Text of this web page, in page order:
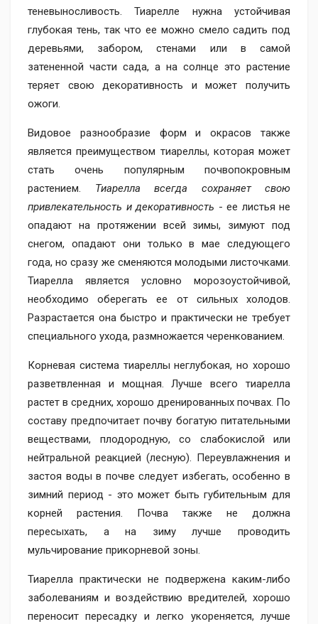
теневыносливость. Тиарелле нужна устойчивая
глубокая тень, так что ее можно смело садить под
деревьями, забором, стенами или в самой
затененной части сада, а на солнце это растение
теряет свою декоративность и может получить
ожоги.
Видовое разнообразие форм и окрасов также
является преимуществом тиареллы, которая может
стать очень популярным почвопокровным
растением. Тиарелла всегда сохраняет свою
привлекательность и декоративность - ее листья не
опадают на протяжении всей зимы, зимуют под
снегом, опадают они только в мае следующего
года, но сразу же сменяются молодыми листочками.
Тиарелла является условно морозоустойчивой,
необходимо оберегать ее от сильных холодов.
Разрастается она быстро и практически не требует
специального ухода, размножается черенкованием.
Корневая система тиареллы неглубокая, но хорошо
разветвленная и мощная. Лучше всего тиарелла
растет в средних, хорошо дренированных почвах. По
составу предпочитает почву богатую питательными
веществами, плодородную, со слабокислой или
нейтральной реакцией (лесную). Переувлажнения и
застоя воды в почве следует избегать, особенно в
зимний период - это может быть губительным для
корней растения. Почва также не должна
пересыхать, а на зиму лучше проводить
мульчирование прикорневой зоны.
Тиарелла практически не подвержена каким-либо
заболеваниям и воздействию вредителей, хорошо
переносит пересадку и легко укореняется, лучше